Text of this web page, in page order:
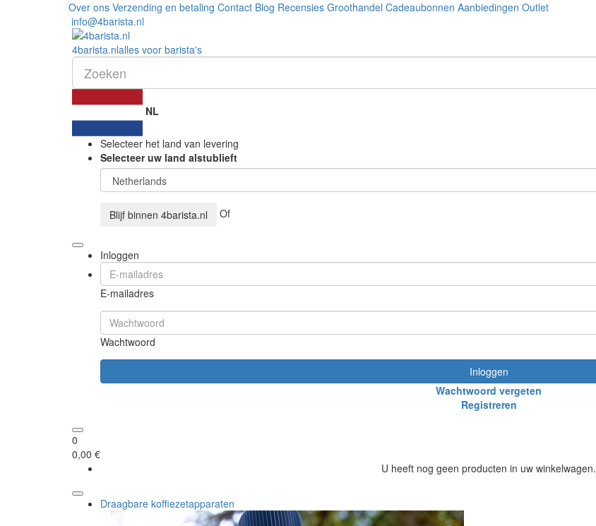
Over ons Verzending en betaling Contact Blog Recensies Groothandel Cadeaubonnen Aanbiedingen Outlet
info@4barista.nl
4barista.nlalles voor barista's
NL
Selecteer het land van levering
Selecteer uw land alstublieft
Blijf binnen 4barista.nl Of
Inloggen
E-mailadres
Wachtwoord
Inloggen
Wachtwoord vergeten
Registreren
0
0,00 €
U heeft nog geen producten in uw winkelwagen.
Draagbare koffiezetapparaten